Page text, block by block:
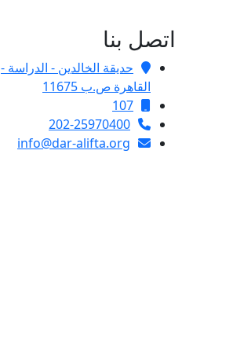
اتصل بنا
حديقة الخالدين - الدراسة -
القاهرة ص.ب 11675
107
202-25970400
info@dar-alifta.org